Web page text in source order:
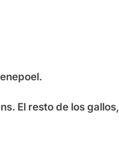
El resto de los gallos,